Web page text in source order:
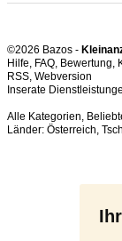
©2026 Bazos -
Hilfe, FAQ, Bewertung,
RSS,
Inserate
Alle Kategorien,
Länder: Österreich,